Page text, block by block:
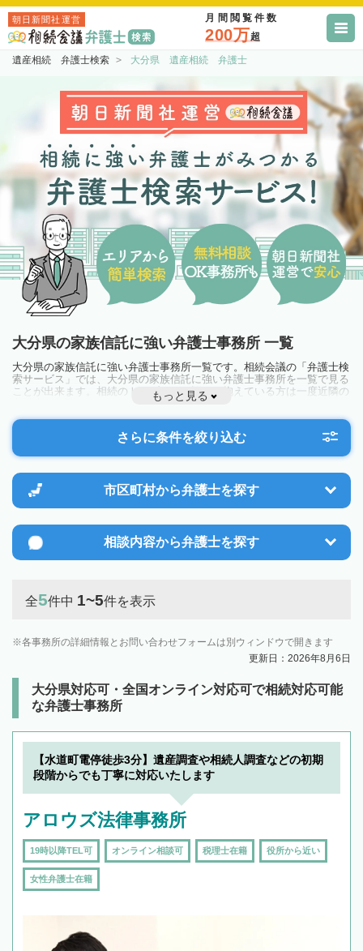
朝日新聞社運営 月間閲覧件数
200万超
遺産相続 弁護士検索 大分県 遺産相続 弁護士
大分県の家族信託に強い弁護士事務所 一覧
大分県の家族信託に強い弁護士事務所一覧です。相続会議の「弁護士検
索サービス」では、大分県の家族信託に強い弁護士事務所を一覧で見る
ことが出来ます。相続のトラブルやお悩みを抱えている方は一度近隣の
弁護士に相談してみましょう。
もっと見る
さらに条件を絞り込む
市区町村から弁護士を探す
相談内容から弁護士を探す
全5件中 1~5件を表示
各事務所の詳細情報とお問い合わせフォームは別ウィンドウで開きます
更新日：2026年8月6日
大分県対応可・全国オンライン対応可で相続対応可能
な弁護士事務所
【水道町電停徒歩3分】遺産調査や相続人調査などの初期
段階からでも丁寧に対応いたします
アロウズ法律事務所
19時以降TEL可 オンライン相談可 税理士在籍 役所から近い
女性弁護士在籍